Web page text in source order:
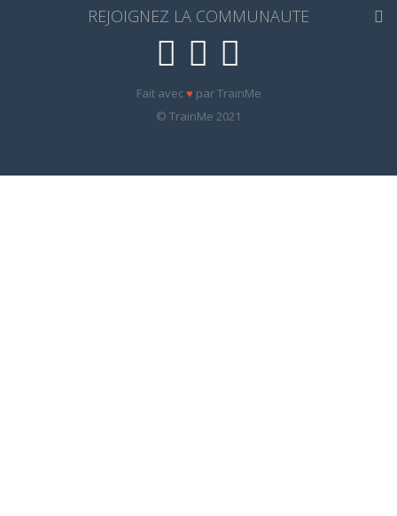
REJOIGNEZ LA COMMUNAUTE
Fait avec♥ par TrainMe
© TrainMe 2021